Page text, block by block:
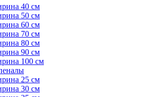
40 см
50 см
60 см
70 см
80 см
90 см
100 см
25 см
30 см